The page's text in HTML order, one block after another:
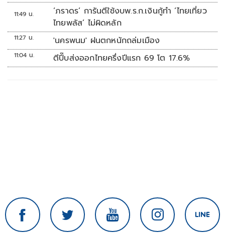
11:49 น.
‘ภราดร’ การันตีใช้งบพ.ร.ก.เงินกู้ทำ ‘ไทยเที่ยว
ไทยพลัส’ ไม่ผิดหลัก
11:27 น. 'นครพนม' ฝนตกหนักถล่มเมือง
11:04 น. ตีปี๊บส่งออกไทยครึ่งปีแรก 69 โต 17.6%